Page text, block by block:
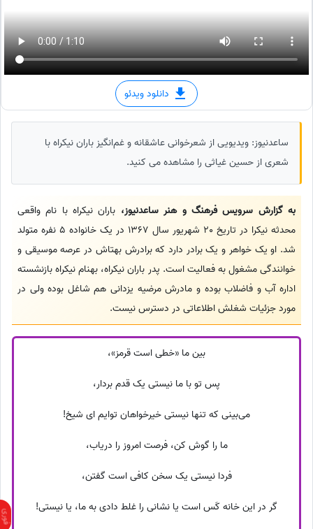
دانلود ویدئو
ساعدنیوز: ویدیویی از شعرخوانی عاشقانه و غم‌انگیز باران نیکراه با
شعری از حسین غیاثی را مشاهده می کنید.
به گزارش سرویس فرهنگ و هنر ساعدنیوز، باران نیکراه با نام واقعی
محدثه نیکرا در تاریخ 20 شهریور سال 1367 در یک خانواده 5 نفره متولد
شد. او یک خواهر و یک برادر دارد که برادرش بهتاش در عرصه موسیقی و
خوانندگی مشغول به فعالیت است. پدر باران نیکراه، بهنام نیکراه بازنشسته
اداره آب و فاضلاب بوده و مادرش مرضیه یزدانی هم شاغل بوده ولی در
مورد جزئیات شغلش اطلاعاتی در دسترس نیست.
بین ما «خطی است قرمز»،
پس تو با ما نیستی یک قدم بردار،
می‌بینی که تنها نیستی خیرخواهان توایم ای شیخ!
ما را گوش کن، فرصت امروز را دریاب،
فردا نیستی یک سخن کافی است گفتن،
گر در این خانه کَس است یا نشانی را غلط دادی به ما، یا نیستی!